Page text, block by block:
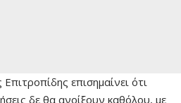
επισημαίνει ότι
δε θα ανοίξουν καθόλου, με